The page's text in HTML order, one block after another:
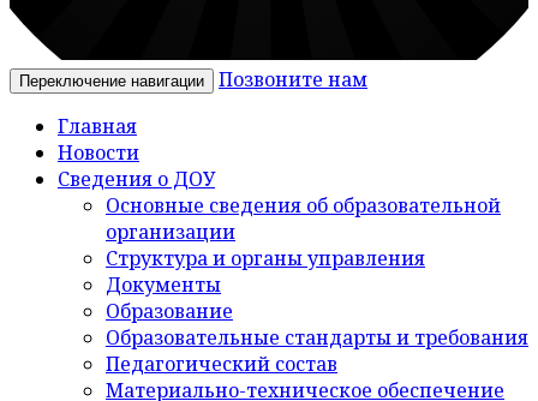
Переключение навигации
Позвоните нам
Главная
Новости
Сведения о ДОУ
Основные сведения об образовательной
организации
Структура и органы управления
Документы
Образование
Образовательные стандарты и требования
Педагогический состав
Материально-техническое обеспечение